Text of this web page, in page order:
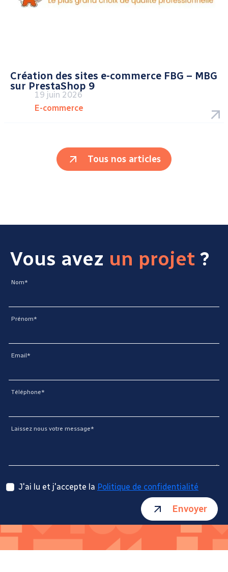
Création des sites e-commerce FBG – MBG
sur PrestaShop 9
19 juin 2026
E-commerce
Tous nos articles
Vous avez un projet ?
Nom*
Prénom*
Email*
Téléphone*
Laissez nous votre message*
J'ai lu et j'accepte la Politique de confidentialité
Envoyer